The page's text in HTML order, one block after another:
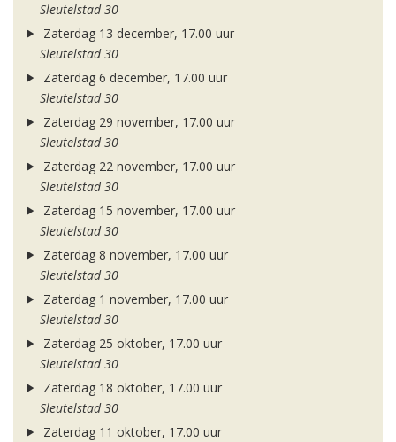
Sleutelstad 30
Zaterdag 13 december, 17.00 uur
Sleutelstad 30
Zaterdag 6 december, 17.00 uur
Sleutelstad 30
Zaterdag 29 november, 17.00 uur
Sleutelstad 30
Zaterdag 22 november, 17.00 uur
Sleutelstad 30
Zaterdag 15 november, 17.00 uur
Sleutelstad 30
Zaterdag 8 november, 17.00 uur
Sleutelstad 30
Zaterdag 1 november, 17.00 uur
Sleutelstad 30
Zaterdag 25 oktober, 17.00 uur
Sleutelstad 30
Zaterdag 18 oktober, 17.00 uur
Sleutelstad 30
Zaterdag 11 oktober, 17.00 uur